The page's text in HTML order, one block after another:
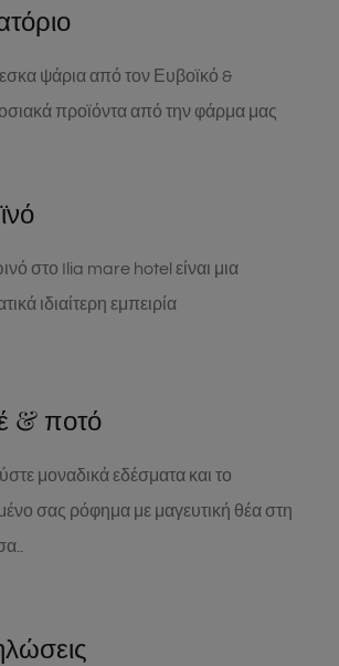
ψάρια από τον Ευβοϊκό &
προϊόντα από την φάρμα μας
στο Ilia mare hotel είναι μια
ιδιαίτερη εμπειρία
& ποτό
μοναδικά εδέσματα και το
σας ρόφημα με μαγευτική θέα στη